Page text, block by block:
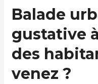
Balade
gustative
des
venez ?